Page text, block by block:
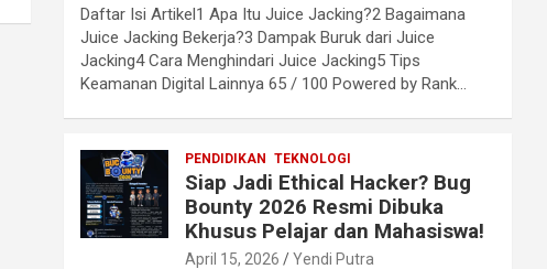
Daftar Isi Artikel1 Apa Itu Juice Jacking?2 Bagaimana
Juice Jacking Bekerja?3 Dampak Buruk dari Juice
Jacking4 Cara Menghindari Juice Jacking5 Tips
Keamanan Digital Lainnya 65 / 100 Powered by Rank…
PENDIDIKAN TEKNOLOGI
Siap Jadi Ethical Hacker? Bug
Bounty 2026 Resmi Dibuka
Khusus Pelajar dan Mahasiswa!
April 15, 2026 Yendi Putra